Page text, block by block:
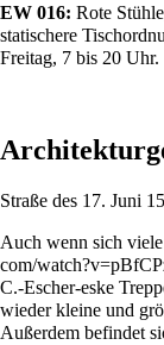
EW 016: Rote
statischere
Freitag, 7 bis 20 Uhr.
Straße des 17. Juni
Auch wenn sich
C.-Escher-eske
wieder kleine und
Außerdem befindet